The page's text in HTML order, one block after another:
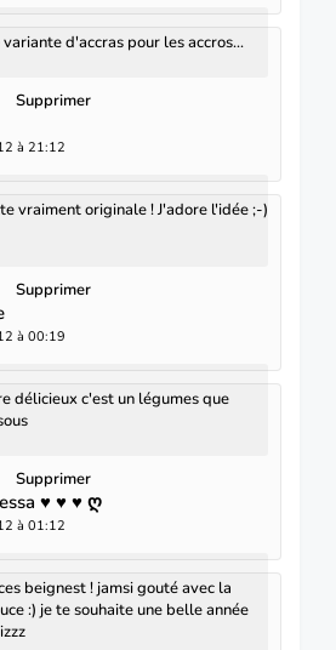
d'accras pour les accros...
Supprimer
à 21:12
vraiment originale ! J'adore l'idée ;-)
Supprimer
à 00:19
délicieux c'est un légumes que
Supprimer
♥ ♥ ♥ ღ
à 01:12
beignest ! jamsi gouté avec la
:) je te souhaite une belle année